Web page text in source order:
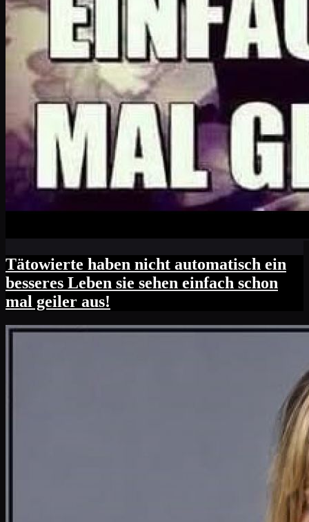
Tätowierte haben nicht automatisch ein
besseres Leben sie sehen einfach schon
mal geiler aus!